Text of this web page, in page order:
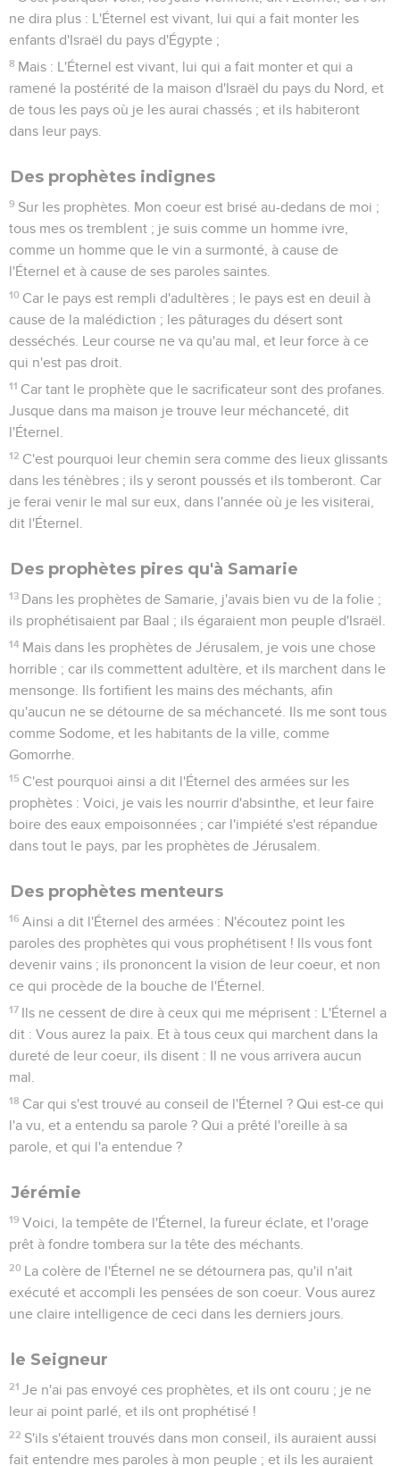
ne dira plus : L'Éternel est vivant, lui qui a fait monter les
enfants d'Israël du pays d'Égypte ;
8 Mais : L'Éternel est vivant, lui qui a fait monter et qui a
ramené la postérité de la maison d'Israël du pays du Nord, et
de tous les pays où je les aurai chassés ; et ils habiteront
dans leur pays.
Des prophètes indignes
9 Sur les prophètes. Mon coeur est brisé au-dedans de moi ;
tous mes os tremblent ; je suis comme un homme ivre,
comme un homme que le vin a surmonté, à cause de
l'Éternel et à cause de ses paroles saintes.
10 Car le pays est rempli d'adultères ; le pays est en deuil à
cause de la malédiction ; les pâturages du désert sont
desséchés. Leur course ne va qu'au mal, et leur force à ce
qui n'est pas droit.
11 Car tant le prophète que le sacrificateur sont des profanes.
Jusque dans ma maison je trouve leur méchanceté, dit
l'Éternel.
12 C'est pourquoi leur chemin sera comme des lieux glissants
dans les ténèbres ; ils y seront poussés et ils tomberont. Car
je ferai venir le mal sur eux, dans l'année où je les visiterai,
dit l'Éternel.
Des prophètes pires qu'à Samarie
13 Dans les prophètes de Samarie, j'avais bien vu de la folie ;
ils prophétisaient par Baal ; ils égaraient mon peuple d'Israël.
14 Mais dans les prophètes de Jérusalem, je vois une chose
horrible ; car ils commettent adultère, et ils marchent dans le
mensonge. Ils fortifient les mains des méchants, afin
qu'aucun ne se détourne de sa méchanceté. Ils me sont tous
comme Sodome, et les habitants de la ville, comme
Gomorrhe.
15 C'est pourquoi ainsi a dit l'Éternel des armées sur les
prophètes : Voici, je vais les nourrir d'absinthe, et leur faire
boire des eaux empoisonnées ; car l'impiété s'est répandue
dans tout le pays, par les prophètes de Jérusalem.
Des prophètes menteurs
16 Ainsi a dit l'Éternel des armées : N'écoutez point les
paroles des prophètes qui vous prophétisent ! Ils vous font
devenir vains ; ils prononcent la vision de leur coeur, et non
ce qui procède de la bouche de l'Éternel.
17 Ils ne cessent de dire à ceux qui me méprisent : L'Éternel a
dit : Vous aurez la paix. Et à tous ceux qui marchent dans la
dureté de leur coeur, ils disent : Il ne vous arrivera aucun
mal.
18 Car qui s'est trouvé au conseil de l'Éternel ? Qui est-ce qui
l'a vu, et a entendu sa parole ? Qui a prêté l'oreille à sa
parole, et qui l'a entendue ?
Jérémie
19 Voici, la tempête de l'Éternel, la fureur éclate, et l'orage
prêt à fondre tombera sur la tête des méchants.
20 La colère de l'Éternel ne se détournera pas, qu'il n'ait
exécuté et accompli les pensées de son coeur. Vous aurez
une claire intelligence de ceci dans les derniers jours.
le Seigneur
21 Je n'ai pas envoyé ces prophètes, et ils ont couru ; je ne
leur ai point parlé, et ils ont prophétisé !
22 S'ils s'étaient trouvés dans mon conseil, ils auraient aussi
fait entendre mes paroles à mon peuple ; et ils les auraient